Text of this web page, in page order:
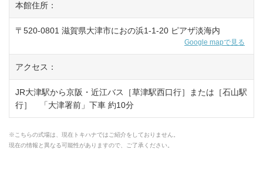
本館住所：
〒520-0801 滋賀県大津市におの浜1-1-20 ピアザ淡海内
Google mapで見る
アクセス：
JR大津駅から京阪・近江バス［草津駅西口行］または［石山駅
行］ 「大津署前」下車 約10分
※こちらの式場は、現在トキハナではご紹介をしておりません。
現在の情報と異なる可能性がありますので、ご了承ください。